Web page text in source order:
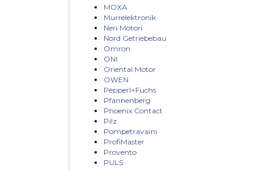
MOXA
Murrelektronik
Neri Motori
Nord Getriebebau
Omron
ONI
Oriental Motor
OWEN
Pepperl+Fuchs
Pfannenberg
Phoenix Contact
Pilz
Pompetravaini
ProfiMaster
Provento
PULS